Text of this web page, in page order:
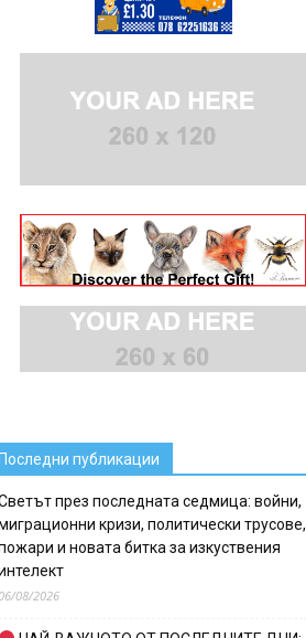
публикации
през последната седмица: войни,
кризи, политически трусове,
и новата битка за изкуствения
08/2026